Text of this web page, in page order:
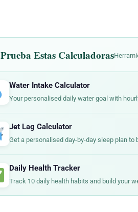
Prueba Estas Calculadoras
Water Intake Calculator
Your personalised daily water goal with
Jet Lag Calculator
Get a personalised day-by-day sleep plan to
Daily Health Tracker
Track 10 daily health habits and build your